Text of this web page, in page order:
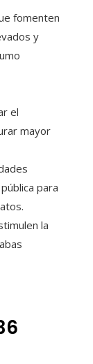
fomenten
y
el
mayor
para
la